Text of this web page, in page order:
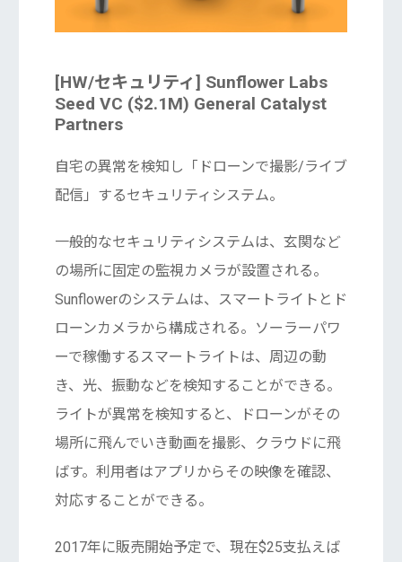
[HW/セキュリティ] Sunflower Labs
Seed VC ($2.1M) General Catalyst
Partners
自宅の異常を検知し「ドローンで撮影/ライブ
配信」するセキュリティシステム。
一般的なセキュリティシステムは、玄関など
の場所に固定の監視カメラが設置される。
Sunflowerのシステムは、スマートライトとド
ローンカメラから構成される。ソーラーパワ
ーで稼働するスマートライトは、周辺の動
き、光、振動などを検知することができる。
ライトが異常を検知すると、ドローンがその
場所に飛んでいき動画を撮影、クラウドに飛
ばす。利用者はアプリからその映像を確認、
対応することができる。
2017年に販売開始予定で、現在$25支払えば